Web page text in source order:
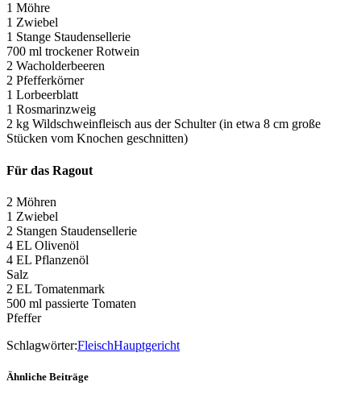
1 Möhre
1 Zwiebel
1 Stange Staudensellerie
700 ml trockener Rotwein
2 Wacholderbeeren
2 Pfefferkörner
1 Lorbeerblatt
1 Rosmarinzweig
2 kg Wildschweinfleisch aus der Schulter (in etwa 8 cm große
Stücken vom Knochen geschnitten)
Für das Ragout
2 Möhren
1 Zwiebel
2 Stangen Staudensellerie
4 EL Olivenöl
4 EL Pflanzenöl
Salz
2 EL Tomatenmark
500 ml passierte Tomaten
Pfeffer
Schlagwörter:FleischHauptgericht
Ähnliche Beiträge